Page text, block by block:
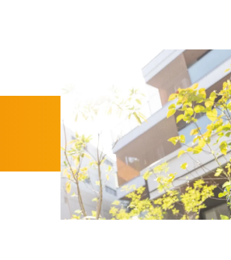
ベント・アクティビティ
知らせ・公開情報
築候補地募集のお知らせ
RECRUIT
採用情報
トップページ